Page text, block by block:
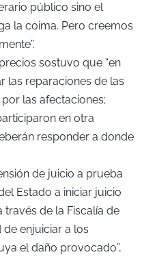
público sino el
la coima. Pero creemos
sostuvo que “en
las reparaciones de las
las afectaciones;
en otra
responder a donde
de juicio a prueba
Estado a iniciar juicio
través de la Fiscalía de
de enjuiciar a los
el daño provocado”,